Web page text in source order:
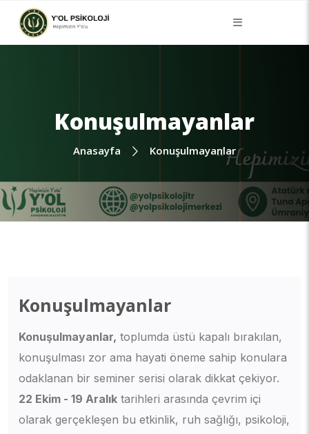
Konuşulmayanlar
Anasayfa Konuşulmayanlar
Konuşulmayanlar
Konuşulmayanlar, toplumda üstü kapalı bırakılan,
konuşulması zor ama hayati öneme sahip konulara
odaklanan bir seminer serisi olarak dikkat çekiyor.
22 Ekim - 19 Aralık tarihleri arasında çevrim içi
olarak gerçekleşen bu etkinlik, ruh sağlığı, psikoloji,